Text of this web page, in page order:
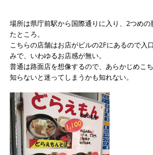
場所は県庁前駅から国際通りに入り、2つめの
たところ。
こちらの店舗はお店がビルの2Fにあるので入
みで、いわゆるお店感が無い。
普通は路面店を想像するので、あらかじめこ
知らないと迷ってしまうかも知れない。